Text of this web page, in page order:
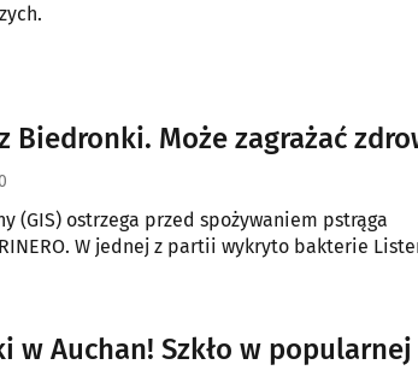
Biedronki. Może zagrażać
(GIS) ostrzega przed spożywaniem pstrąga
W jednej z partii wykryto bakterie
w Auchan! Szkło w popularnej